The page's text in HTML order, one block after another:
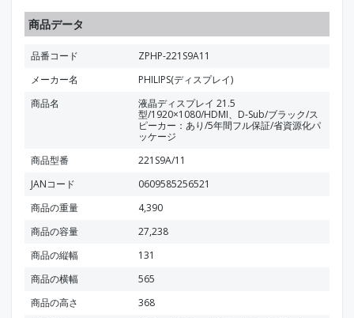
商品データ
品番コード
ZPHP-221S9A11
メーカー名
PHILIPS(ディスプレイ)
商品名
液晶ディスプレイ 21.5
型/1920×1080/HDMI、D-Sub/ブラック/ス
ピーカー：あり/5年間フル保証/省資源化パ
ッケージ
商品型番
221S9A/11
JANコード
0609585256521
商品の重量
4,390
商品の容量
27,238
商品の縦幅
131
商品の横幅
565
商品の高さ
368